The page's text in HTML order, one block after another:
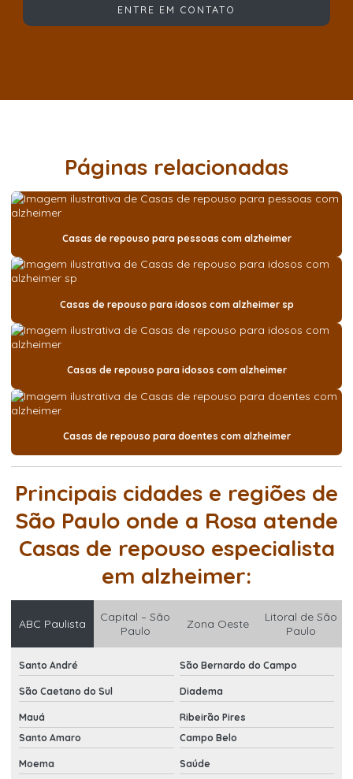
ENTRE EM CONTATO
Páginas relacionadas
Casas de repouso para pessoas com alzheimer
Casas de repouso para idosos com alzheimer sp
Casas de repouso para idosos com alzheimer
Casas de repouso para doentes com alzheimer
Principais cidades e regiões de
São Paulo onde a Rosa atende
Casas de repouso especialista
em alzheimer:
ABC Paulista
Capital – São
Paulo
Zona Oeste
Litoral de São
Paulo
Santo André São Bernardo do Campo
São Caetano do Sul Diadema
Mauá
Ribeirão Pires
Santo Amaro
Campo Belo
Moema Saúde